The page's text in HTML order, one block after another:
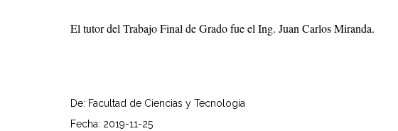
El tutor del Trabajo Final de Grado fue el Ing. Juan Carlos Miranda.
De: Facultad de Ciencias y Tecnología
Fecha: 2019-11-25